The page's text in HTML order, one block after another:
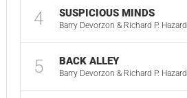
4 SUSPICIOUS MINDS
Barry Devorzon & Richard P. Hazard
5 BACK ALLEY
Barry Devorzon & Richard P. Hazard